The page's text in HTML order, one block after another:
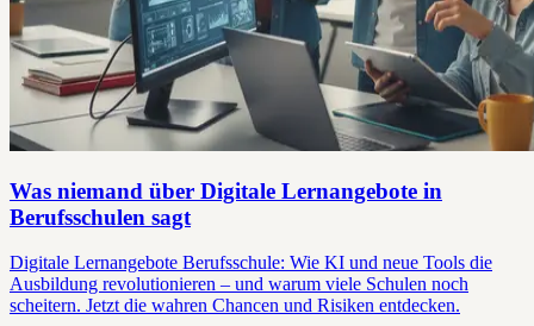
Was niemand über Digitale Lernangebote in
Berufsschulen sagt
Digitale Lernangebote Berufsschule: Wie KI und neue Tools die
Ausbildung revolutionieren – und warum viele Schulen noch
scheitern. Jetzt die wahren Chancen und Risiken entdecken.